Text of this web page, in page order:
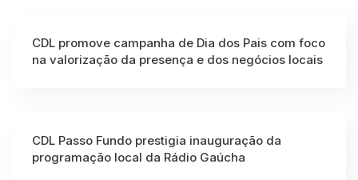
CDL promove campanha de Dia dos Pais com foco
na valorização da presença e dos negócios locais
CDL Passo Fundo prestigia inauguração da
programação local da Rádio Gaúcha